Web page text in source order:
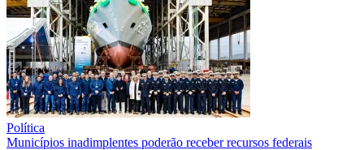
Política
Municípios inadimplentes poderão receber recursos federais